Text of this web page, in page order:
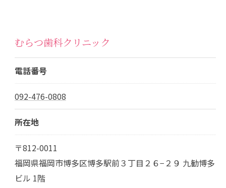
むらつ歯科クリニック
電話番号
092-476-0808
所在地
〒812-0011
福岡県福岡市博多区博多駅前３丁目２６−２９ 九勧博多
ビル 1階